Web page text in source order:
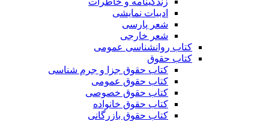
ادبیات نمایشی
شعر پارسی
شعر خارجی
کتاب روانشناسی عمومی
کتاب حقوق
کتاب حقوق جزا و جرم شناسی
کتاب حقوق عمومی
کتاب حقوق خصوصی
کتاب حقوق خانواده
کتاب حقوق بازرگانی